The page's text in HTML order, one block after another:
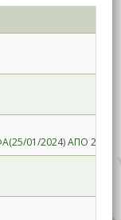
01/2024) ΑΠΟ 2.98--